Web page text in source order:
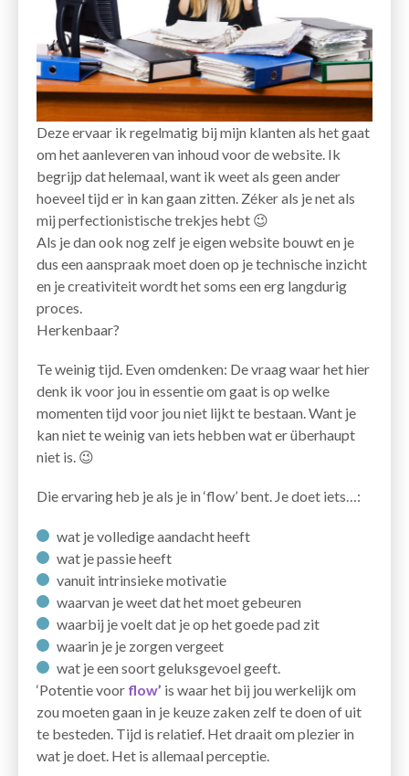
Deze ervaar ik regelmatig bij mijn klanten als het gaat
om het aanleveren van inhoud voor de website. Ik
begrijp dat helemaal, want ik weet als geen ander
hoeveel tijd er in kan gaan zitten. Zéker als je net als
mij perfectionistische trekjes hebt 😉
Als je dan ook nog zelf je eigen website bouwt en je
dus een aanspraak moet doen op je technische inzicht
en je creativiteit wordt het soms een erg langdurig
proces.
Herkenbaar?
Te weinig tijd. Even omdenken: De vraag waar het hier
denk ik voor jou in essentie om gaat is op welke
momenten tijd voor jou niet lijkt te bestaan. Want je
kan niet te weinig van iets hebben wat er überhaupt
niet is. 😉
Die ervaring heb je als je in ‘flow’ bent. Je doet iets…:
wat je volledige aandacht heeft
wat je passie heeft
vanuit intrinsieke motivatie
waarvan je weet dat het moet gebeuren
waarbij je voelt dat je op het goede pad zit
waarin je je zorgen vergeet
wat je een soort geluksgevoel geeft.
‘Potentie voor flow’ is waar het bij jou werkelijk om
zou moeten gaan in je keuze zaken zelf te doen of uit
te besteden. Tijd is relatief. Het draait om plezier in
wat je doet. Het is allemaal perceptie.